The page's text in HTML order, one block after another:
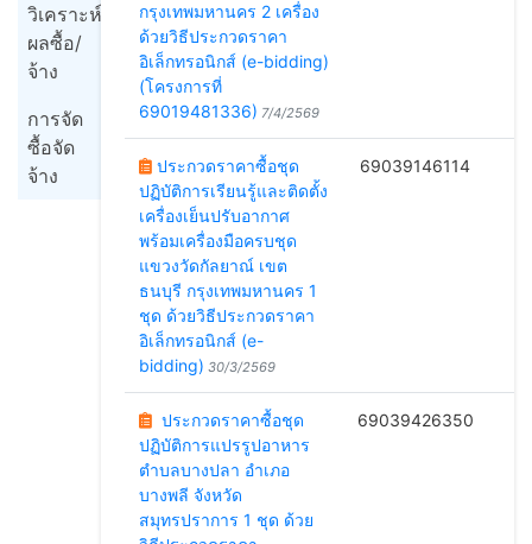
วิเคราะห์
ผลซื้อ/
จ้าง
การจัด
ซื้อจัด
จ้าง
กรุงเทพมหานคร 2 เครื่อง
ด้วยวิธีประกวดราคา
อิเล็กทรอนิกส์ (e-bidding)
(โครงการที่
69019481336) 7/4/2569
ประกวดราคาซื้อชุด
ปฏิบัติการเรียนรู้และติดตั้ง
เครื่องเย็นปรับอากาศ
พร้อมเครื่องมือครบชุด
แขวงวัดกัลยาณ์ เขต
ธนบุรี กรุงเทพมหานคร 1
ชุด ด้วยวิธีประกวดราคา
อิเล็กทรอนิกส์ (e-
bidding) 30/3/2569
69039146114
ประกวดราคาซื้อชุด
ปฏิบัติการแปรรูปอาหาร
ตำบลบางปลา อำเภอ
บางพลี จังหวัด
สมุทรปราการ 1 ชุด ด้วย
69039426350